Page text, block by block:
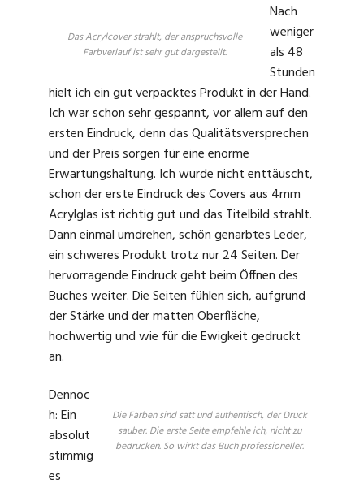
Das Acrylcover strahlt, der anspruchsvolle
Farbverlauf ist sehr gut dargestellt.
Nach
weniger
als 48
Stunden
hielt ich ein gut verpacktes Produkt in der Hand.
Ich war schon sehr gespannt, vor allem auf den
ersten Eindruck, denn das Qualitätsversprechen
und der Preis sorgen für eine enorme
Erwartungshaltung. Ich wurde nicht enttäuscht,
schon der erste Eindruck des Covers aus 4mm
Acrylglas ist richtig gut und das Titelbild strahlt.
Dann einmal umdrehen, schön genarbtes Leder,
ein schweres Produkt trotz nur 24 Seiten. Der
hervorragende Eindruck geht beim Öffnen des
Buches weiter. Die Seiten fühlen sich, aufgrund
der Stärke und der matten Oberfläche,
hochwertig und wie für die Ewigkeit gedruckt
an.
Die Farben sind satt und authentisch, der Druck
sauber. Die erste Seite empfehle ich, nicht zu
bedrucken. So wirkt das Buch professioneller.
Dennoc
h: Ein
absolut
stimmig
es